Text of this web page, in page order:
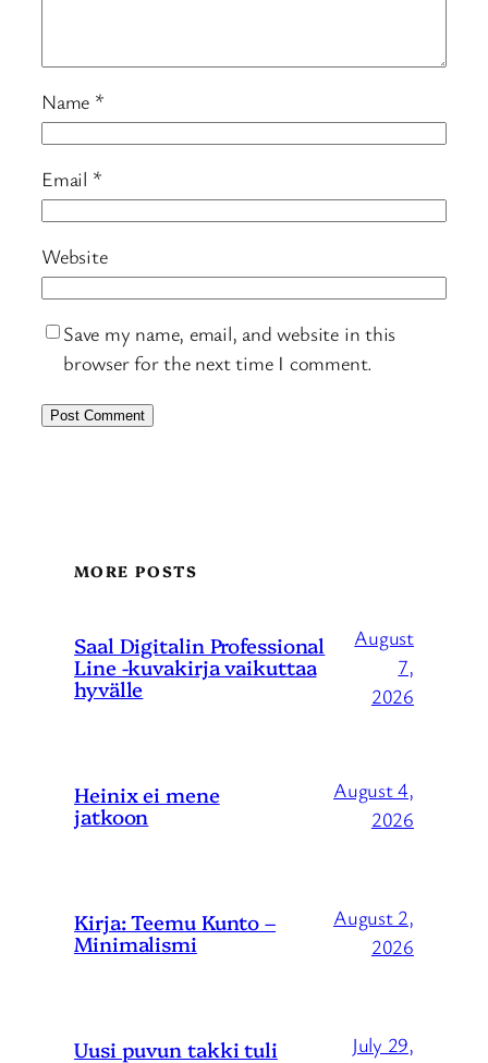
Name *
Email *
Website
Save my name, email, and website in this
browser for the next time I comment.
MORE POSTS
Saal Digitalin Professional
Line -kuvakirja vaikuttaa
hyvälle
August
7,
2026
Heinix ei mene
jatkoon
August 4,
2026
Kirja: Teemu Kunto –
Minimalismi
August 2,
2026
Uusi puvun takki tuli
July 29,